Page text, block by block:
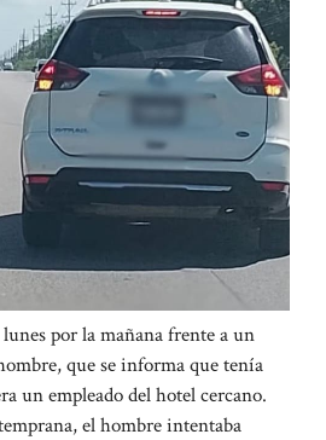
por la mañana frente a un
que se informa que tenía
un empleado del hotel cercano.
el hombre intentaba